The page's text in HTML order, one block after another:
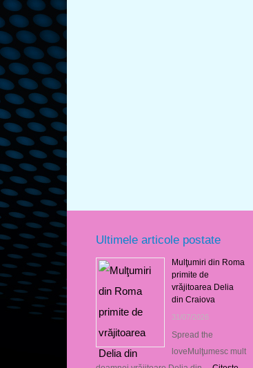
Ultimele articole postate
Mulţumiri din Roma
primite de
vrăjitoarea Delia
din Craiova
31/07/2026
Spread the
loveMulţumesc mult